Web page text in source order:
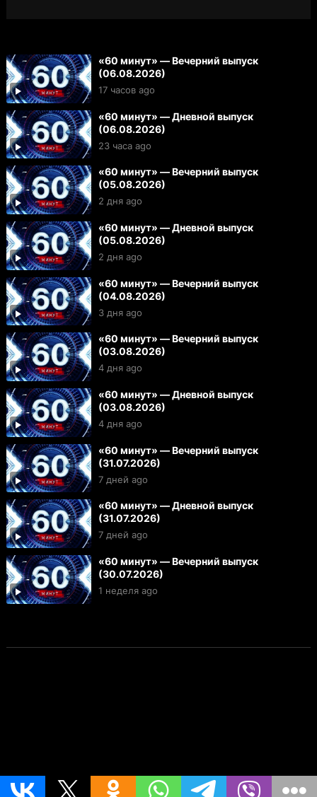
«60 минут» — Вечерний выпуск
(06.08.2026)
17 часов ago
«60 минут» — Дневной выпуск
(06.08.2026)
23 часа ago
«60 минут» — Вечерний выпуск
(05.08.2026)
2 дня ago
«60 минут» — Дневной выпуск
(05.08.2026)
2 дня ago
«60 минут» — Вечерний выпуск
(04.08.2026)
3 дня ago
«60 минут» — Вечерний выпуск
(03.08.2026)
4 дня ago
«60 минут» — Дневной выпуск
(03.08.2026)
4 дня ago
«60 минут» — Вечерний выпуск
(31.07.2026)
7 дней ago
«60 минут» — Дневной выпуск
(31.07.2026)
7 дней ago
«60 минут» — Вечерний выпуск
(30.07.2026)
1 неделя ago